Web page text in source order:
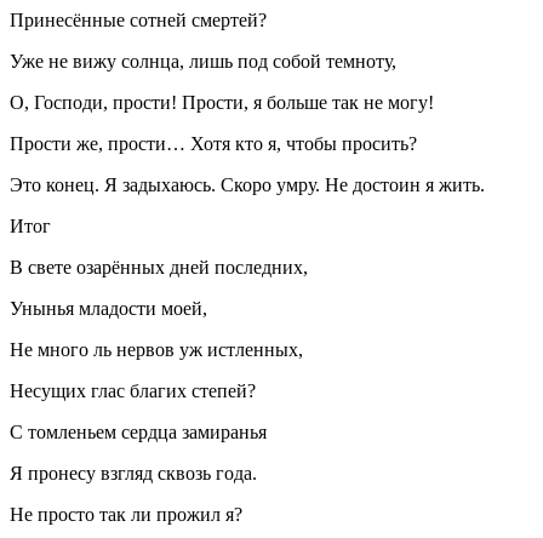
Принесённые сотней смертей?
Уже не вижу солнца, лишь под собой темноту,
О, Господи, прости! Прости, я больше так не могу!
Прости же, прости… Хотя кто я, чтобы просить?
Это конец. Я задыхаюсь. Скоро умру. Не достоин я жить.
Итог
В свете озарённых дней последних,
Унынья младости моей,
Не много ль нервов уж истленных,
Несущих глас благих степей?
С томленьем сердца замиранья
Я пронесу взгляд сквозь года.
Не просто так ли прожил я?